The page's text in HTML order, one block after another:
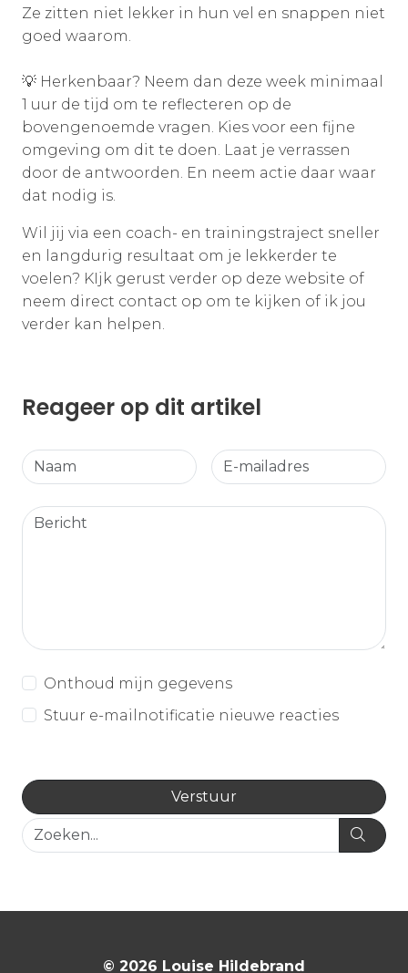
Ze zitten niet lekker in hun vel en snappen niet
goed waarom.
💡 Herkenbaar? Neem dan deze week minimaal
1 uur de tijd om te reflecteren op de
bovengenoemde vragen. Kies voor een fijne
omgeving om dit te doen. Laat je verrassen
door de antwoorden. En neem actie daar waar
dat nodig is.
Wil jij via een coach- en trainingstraject sneller
en langdurig resultaat om je lekkerder te
voelen? KIjk gerust verder op deze website of
neem direct contact op om te kijken of ik jou
verder kan helpen.
Reageer op dit artikel
Onthoud mijn gegevens
Stuur e-mailnotificatie nieuwe reacties
© 2026 Louise Hildebrand